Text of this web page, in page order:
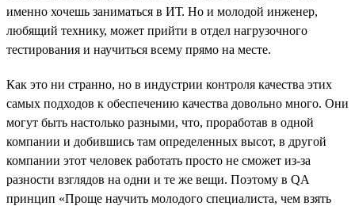
именно хочешь заниматься в ИТ. Но и молодой инженер,
любящий технику, может прийти в отдел нагрузочного
тестирования и научиться всему прямо на месте.
Как это ни странно, но в индустрии контроля качества этих
самых подходов к обеспечению качества довольно много. Они
могут быть настолько разными, что, проработав в одной
компании и добившись там определенных высот, в другой
компании этот человек работать просто не сможет из-за
разности взглядов на одни и те же вещи. Поэтому в QA
принцип «Проще научить молодого специалиста, чем взять